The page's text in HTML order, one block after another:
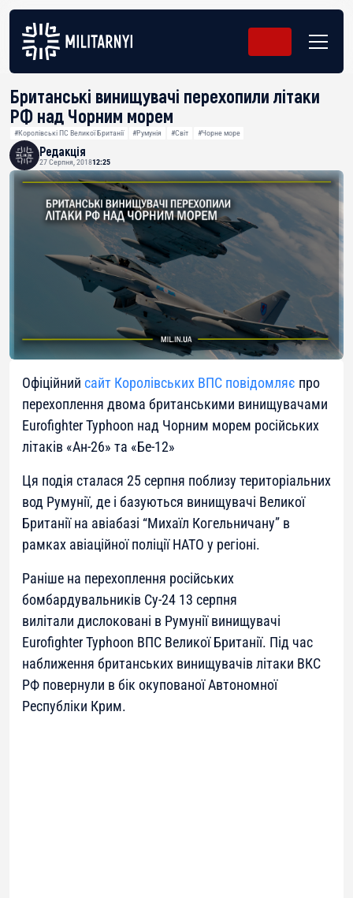
Британські винищувачі перехопили літаки
РФ над Чорним морем
#Королівські ПС Великої Британії #Румунія #Світ #Чорне море
Редакція
27 Серпня, 201812:25
Офіційний сайт Королівських ВПС повідомляє про
перехоплення двома британськими винищувачами
Eurofighter Typhoon над Чорним морем російських
літаків «Ан-26» та «Бе-12»
Ця подія сталася 25 серпня поблизу територіальних
вод Румунії, де і базуються винищувачі Великої
Британії на авіабазі “Михаїл Когельничану” в
рамках авіаційної поліції НАТО у регіоні.
Раніше на перехоплення російських
бомбардувальників Су-24 13 серпня
вилітали дислоковані в Румунії винищувачі
Eurofighter Typhoon ВПС Великої Британії. Під час
наближення британських винищувачів літаки ВКС
РФ повернули в бік окупованої Автономної
Республіки Крим.